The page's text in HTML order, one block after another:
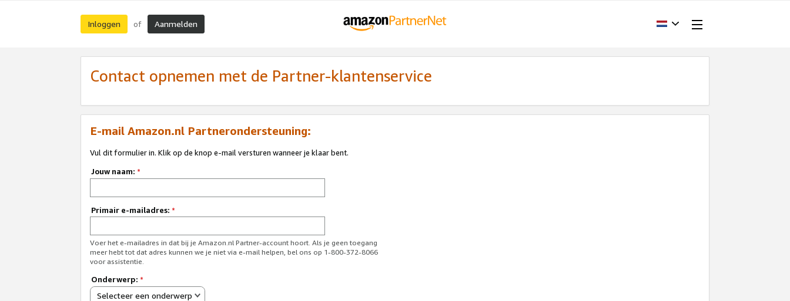
Inloggen of Aanmelden
Contact opnemen met de Partner-klantenservice
E-mail Amazon.nl Partnerondersteuning:
Vul dit formulier in. Klik op de knop e-mail versturen wanneer je klaar bent.
Jouw naam: *
Primair e-mailadres: *
Voer het e-mailadres in dat bij je Amazon.nl Partner-account hoort. Als je geen toegang
meer hebt tot dat adres kunnen we je niet via e-mail helpen, bel ons op 1-800-372-8066
voor assistentie.
Onderwerp: *
Selecteer een onderwerp